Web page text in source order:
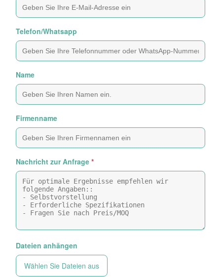
Telefon/Whatsapp
Name
Firmenname
Nachricht zur Anfrage *
Dateien anhängen
Wählen Sie Dateien aus